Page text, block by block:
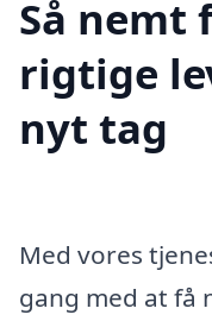
Så nemt
rigtige
nyt tag
Med vores
gang med at få